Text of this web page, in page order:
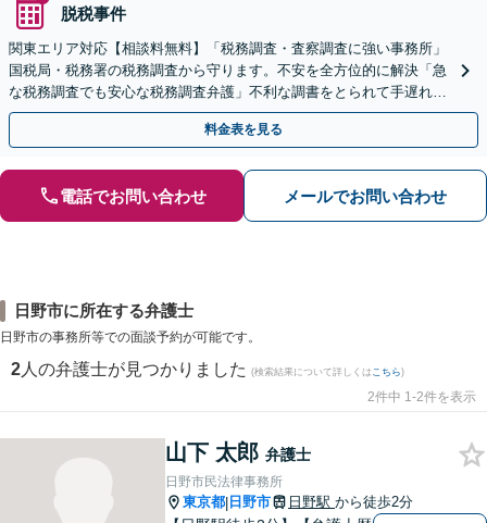
脱税事件
関東エリア対応【相談料無料】「税務調査・査察調査に強い事務所」
国税局・税務署の税務調査から守ります。不安を全方位的に解決「急
な税務調査でも安心な税務調査弁護」不利な調書をとられて手遅れに
なる前にご相談を
料金表を見る
電話でお問い合わせ メールでお問い合わせ
日野市に所在する弁護士
日野市の事務所等での面談予約が可能です。
2 人の弁護士が見つかりました (検索結果について詳しくは こちら)
2件中 1-2件を表示
山下 太郎 弁護士
日野市民法律事務所
東京都| 日野市 日野駅 から徒歩2分